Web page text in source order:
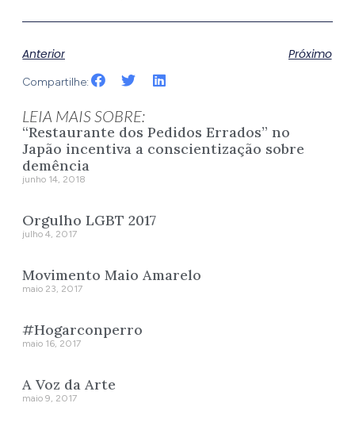
Anterior Próximo
Compartilhe:
LEIA MAIS SOBRE:
“Restaurante dos Pedidos Errados” no
Japão incentiva a conscientização sobre
demência
junho 14, 2018
Orgulho LGBT 2017
julho 4, 2017
Movimento Maio Amarelo
maio 23, 2017
#Hogarconperro
maio 16, 2017
A Voz da Arte
maio 9, 2017